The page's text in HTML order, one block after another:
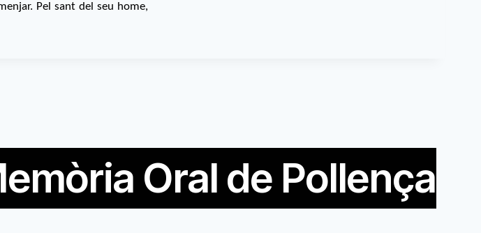
Pel sant del seu home,
Oral de Pollença